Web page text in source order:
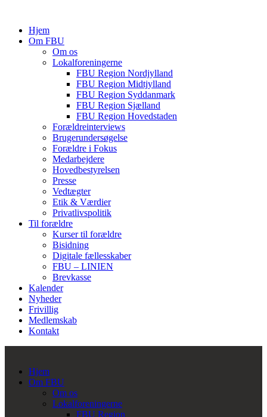
Hjem
Om FBU
Om os
Lokalforeningerne
FBU Region Nordjylland
FBU Region Midtjylland
FBU Region Syddanmark
FBU Region Sjælland
FBU Region Hovedstaden
Forældreinterviews
Brugerundersøgelse
Forældre i Fokus
Medarbejdere
Hovedbestyrelsen
Presse
Vedtægter
Etik & Værdier
Privatlivspolitik
Til forældre
Kurser til forældre
Bisidning
Digitale fællesskaber
FBU – LINIEN
Brevkasse
Kalender
Nyheder
Frivillig
Medlemskab
Kontakt
Hjem
Om FBU
Om os
Lokalforeningerne
FBU Region